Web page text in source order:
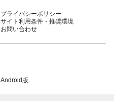
プライバシーポリシー
サイト利用条件・推奨環境
お問い合わせ
Android版